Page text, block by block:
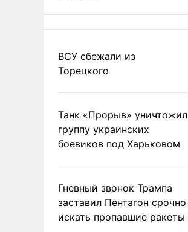
ВСУ сбежали из
Торецкого
Танк «Прорыв» уничтожил
группу украинских
боевиков под Харьковом
Гневный звонок Трампа
заставил Пентагон срочно
искать пропавшие ракеты